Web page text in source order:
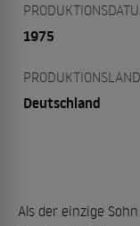
1975
PRODUKTIONSLAND
Deutschland
Als der einzige